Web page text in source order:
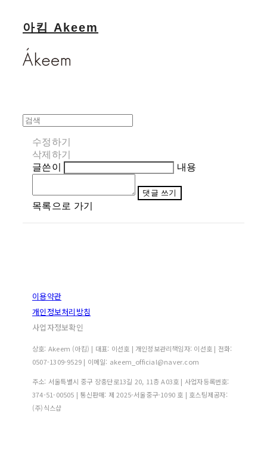
아킴 Akeem
수정하기
삭제하기
글쓴이
내용
댓글 쓰기
목록으로 가기
이용약관
개인정보처리방침
사업자정보확인
상호: Akeem (아킴) | 대표: 이선호 | 개인정보관리책임자: 이선호 | 전화:
0507-1309-9529 | 이메일: akeem_official@naver.com
주소: 서울특별시 중구 장충단로13길 20, 11층 A03호 | 사업자등록번호:
374-51-00505 | 통신판매: 제 2025-서울중구-1090 호 | 호스팅제공자:
(주)식스샵